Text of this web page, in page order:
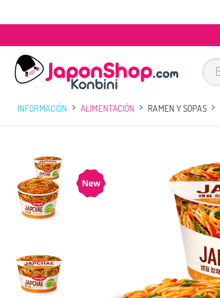
INFORMACIÓN ALIMENTACIÓN RAMEN Y SOPAS
New